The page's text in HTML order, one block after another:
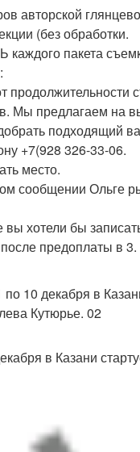
авторской
(без обработки.
пакета
продолжительности
Мы предлагаем на
подходящий
+7(928 326-33-06.
место.
сообщении Ольге
вы хотели бы
предоплаты в